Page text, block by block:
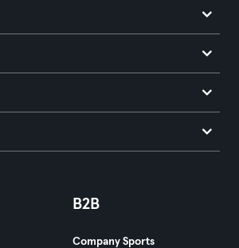
B2B
Company Sports